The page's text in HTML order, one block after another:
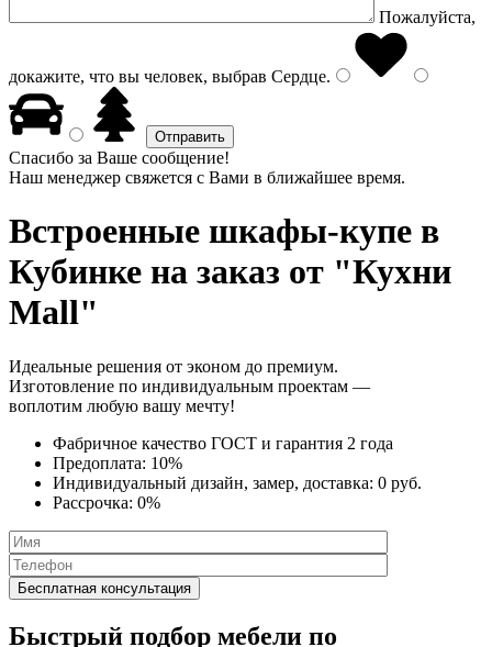
Пожалуйста,
докажите, что вы человек, выбрав Сердце.
Спасибо за Ваше сообщение!
Наш менеджер свяжется с Вами в ближайшее время.
Встроенные шкафы-купе в
Кубинке на заказ от "Кухни
Mall"
Идеальные решения от эконом до премиум.
Изготовление по индивидуальным проектам —
воплотим любую вашу мечту!
Фабричное качество ГОСТ и гарантия 2 года
Предоплата: 10%
Индивидуальный дизайн, замер, доставка: 0 руб.
Рассрочка: 0%
Быстрый подбор мебели по